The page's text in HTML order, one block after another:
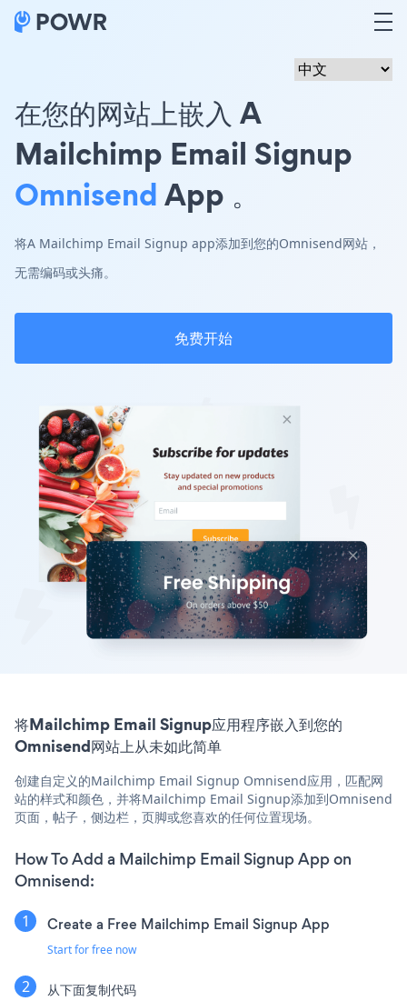
在您的网站上嵌入 A
Mailchimp Email Signup
OmnisendApp 。
将A Mailchimp Email Signup app添加到您的Omnisend网站，
无需编码或头痛。
免费开始
将Mailchimp Email Signup应用程序嵌入到您的
Omnisend网站上从未如此简单
创建自定义的Mailchimp Email Signup Omnisend应用，匹配网
站的样式和颜色，并将Mailchimp Email Signup添加到Omnisend
页面，帖子，侧边栏，页脚或您喜欢的任何位置现场。
How To Add a Mailchimp Email Signup App on
Omnisend:
Create a Free Mailchimp Email Signup App
Start for free now
从下面复制代码